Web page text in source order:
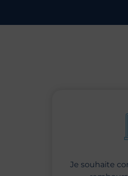
Je souhaite